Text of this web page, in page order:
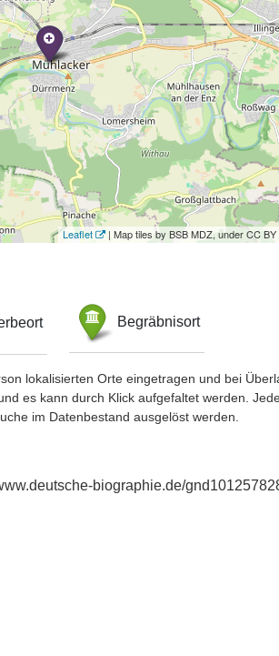
Leaflet | Map tiles by BSB MDZ, under CC
Begräbnisort
lokalisierten Orte eingetragen und bei
es kann durch Klick aufgefaltet werden.
im Datenbestand ausgelöst werden.
biographie.de/